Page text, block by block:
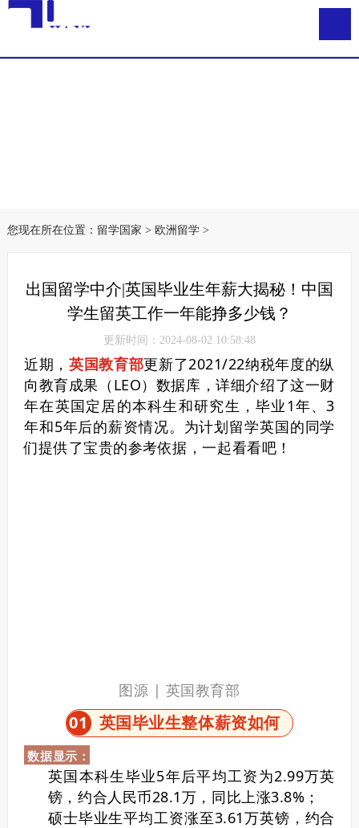
您现在所在位置： 留学国家 > 欧洲留学>
出国留学中介|英国毕业生年薪大揭秘！中国
学生留英工作一年能挣多少钱？
更新时间：2024-08-02 10:58:48
近期， 英国教育部更新了2021/22纳税年度的纵
向教育成果（LEO）数据库，详细介绍了这一财
年在英国定居的本科生和研究生，毕业1年、3
年和5年后的薪资情况。 为计划留学英国的同学
们提供了宝贵的参考依据，一起看看吧！
图源 | 英国教育部
01 英国毕业生整体薪资如何
数据显示：
英国本科生毕业5年后平均工资为2.99万英
镑，约合人民币28.1万，同比上涨3.8%；
硕士毕业生平均工资涨至3.61万英镑，约合